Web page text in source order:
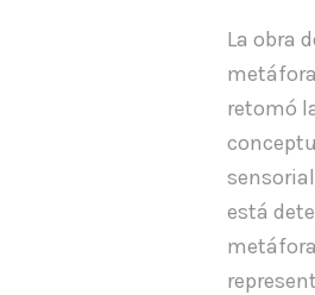
La obra
retomó
está